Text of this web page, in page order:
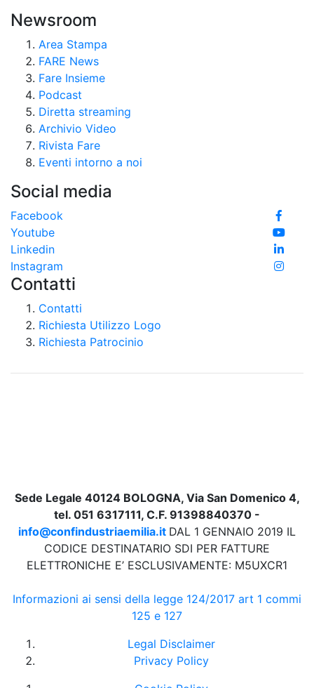
Newsroom
Area Stampa
FARE News
Fare Insieme
Podcast
Diretta streaming
Archivio Video
Rivista Fare
Eventi intorno a noi
Social media
Facebook
Youtube
Linkedin
Instagram
Contatti
Contatti
Richiesta Utilizzo Logo
Richiesta Patrocinio
Sede Legale 40124 BOLOGNA, Via San Domenico 4,
tel. 051 6317111, C.F. 91398840370 -
info@confindustriaemilia.it DAL 1 GENNAIO 2019 IL
CODICE DESTINATARIO SDI PER FATTURE
ELETTRONICHE E’ ESCLUSIVAMENTE: M5UXCR1
Informazioni ai sensi della legge 124/2017 art 1 commi
125 e 127
Legal Disclaimer
Privacy Policy